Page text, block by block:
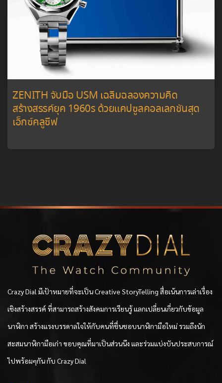
ZENITH จับมือ USM เฉลิมฉลองความคิด
สร้างสรรค์ยุค 1960s ด้วยแคปซูลคอลเลกชันสุด
เอ็กซ์คลูซีฟ
Crazy Dial มีเป้าหมายที่จะเป็น Creative StoryTelling สื่อเน้นการเล่าเรื่อง
เชิงสร้างสรรค์ ที่สามารถสร้างสังคมการเรียนรู้ แลกเปลี่ยนเกี่ยวกับข้อมูล
นาฬิกา สร้างแรงบรรดาลใจให้กับคนที่ชื่นชอบนาฬิกามือใหม่ รวมถึงนัก
สะสมนาฬิกามือเก่า ขอบคุณที่มาเป็นส่วนนึง และร่วมแบ่งบันประสบการณ์
ไปพร้อมๆกัน กับ Crazy Dial